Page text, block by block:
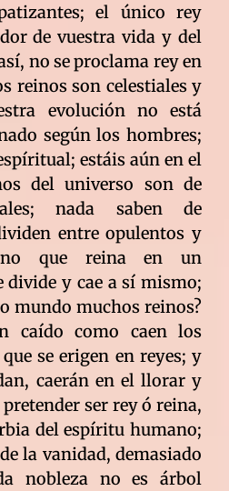
el único rey
de vuestra vida y del
no se proclama rey en
reinos son celestiales y
evolución no está
según los hombres;
estáis aún en el
del universo son de
nada saben de
entre opulentos y
que reina en un
y cae a sí mismo;
mundo muchos reinos?
caído como caen los
se erigen en reyes; y
caerán en el llorar y
ser rey ó reina,
del espíritu humano;
la vanidad, demasiado
nobleza no es árbol